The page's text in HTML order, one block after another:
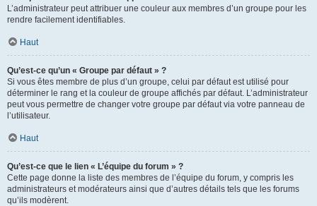
L’administrateur peut attribuer une couleur aux membres d’un groupe pour les
rendre facilement identifiables.
Haut
Qu’est-ce qu’un « Groupe par défaut » ?
Si vous êtes membre de plus d’un groupe, celui par défaut est utilisé pour
déterminer le rang et la couleur de groupe affichés par défaut. L’administrateur
peut vous permettre de changer votre groupe par défaut via votre panneau de
l’utilisateur.
Haut
Qu’est-ce que le lien « L’équipe du forum » ?
Cette page donne la liste des membres de l’équipe du forum, y compris les
administrateurs et modérateurs ainsi que d’autres détails tels que les forums
qu’ils modèrent.